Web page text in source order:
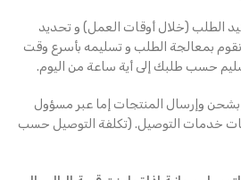
الطلب (خلال أوقات العمل) و تحديد
بمعالجة الطلب و تسليمه بأسرع وقت
حسب طلبك إلى أية ساعة من اليوم.
بشحن وإرسال المنتجات إما عبر مسؤول
خدمات التوصيل. (تكلفة التوصيل حسب